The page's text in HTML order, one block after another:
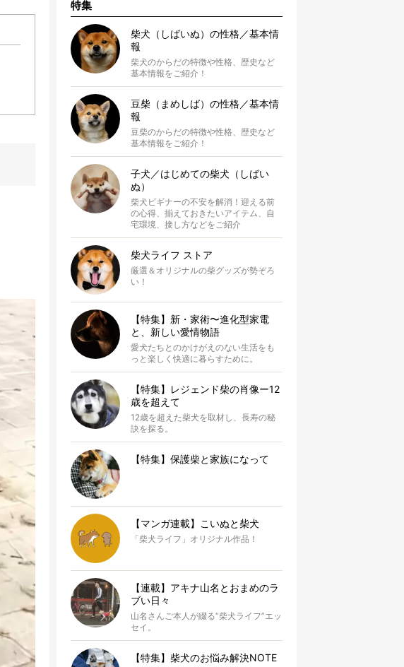
特集
柴犬（しばいぬ）の性格／基本情
報
柴犬のからだの特徴や性格、歴史など
基本情報をご紹介！
豆柴（まめしば）の性格／基本情
報
豆柴のからだの特徴や性格、歴史など
基本情報をご紹介！
子犬／はじめての柴犬（しばい
ぬ）
柴犬ビギナーの不安を解消！迎える前
の心得、揃えておきたいアイテム、自
宅環境、接し方などをご紹介
柴犬ライフ ストア
厳選＆オリジナルの柴グッズが勢ぞろ
い！
【特集】新・家術〜進化型家電
と、新しい愛情物語
愛犬たちとのかけがえのない生活をも
っと楽しく快適に暮らすために。
【特集】レジェンド柴の肖像ー12
歳を超えて
12歳を超えた柴犬を取材し、長寿の秘
訣を探る。
【特集】保護柴と家族になって
【マンガ連載】こいぬと柴犬
「柴犬ライフ」オリジナル作品！
【連載】アキナ山名とおまめのラ
ブい日々
山名さんご本人が綴る“柴犬ライフ”エッ
セイ。
【特集】柴犬のお悩み解決NOTE